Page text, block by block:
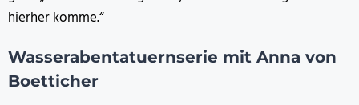
hierher komme.“
Wasserabentatuernserie mit Anna von
Boetticher